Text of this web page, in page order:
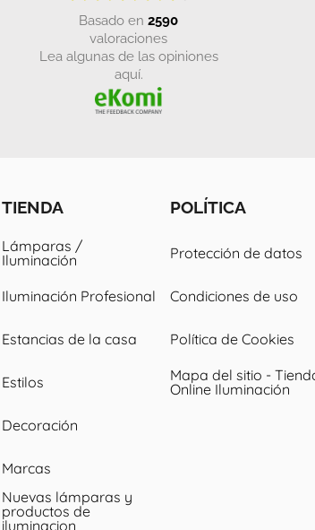
basado en 2590
valoraciones
Lea algunas de las opiniones
aquí.
TIENDA
Lámparas /
Iluminación
Iluminación Profesional
Estancias de la casa
Estilos
Decoración
Marcas
Nuevas lámparas y
productos de
iluminacion
POLÍTICA
Protección de datos
Condiciones de uso
Política de Cookies
Mapa del sitio -
Online Iluminación